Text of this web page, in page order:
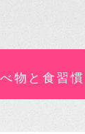
物と食習慣